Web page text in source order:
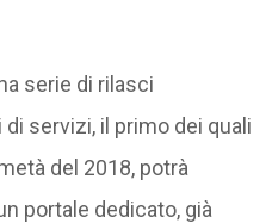
serie di rilasci
servizi, il primo dei quali
del 2018, potrà
portale dedicato, già